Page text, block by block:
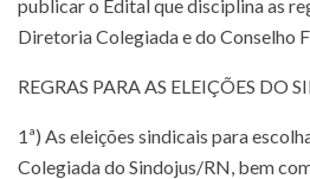
publicar o Edital que disciplina as
Diretoria Colegiada e do Conselho
REGRAS PARA AS ELEIÇÕES DO
1ª) As eleições sindicais para
Colegiada do Sindojus/RN, bem